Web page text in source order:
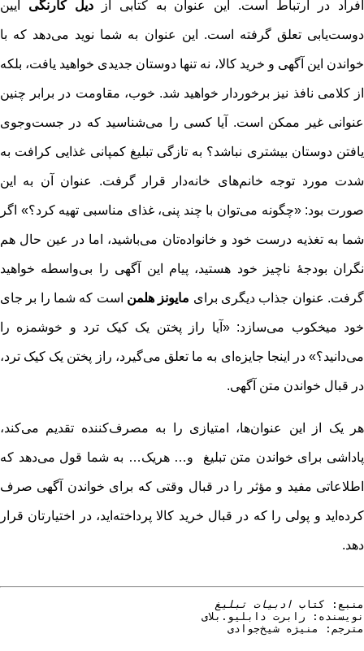
افراد در ارتباط است. این عنوان به کتابی ازدیل کارنگی آیین
دوست‌یابی تعلق گرفته است. این عنوان به شما نوید می‌دهد که با
خواندن این آگهی و خرید کالا، نه تنها دوستان جدیدی خواهید یافت، بلکه
از کلامی نافذ نیز برخوردار خواهید شد. خوب، مقاومت در برابر چنین
عنوانی غیر ممکن است. آیا کسی را می‌شناسید که در جست‌وجوی
یافتن دوستان بیشتری نباشد؟ به تازگی تبلیغ کمپانی غذایی کرافت به
شدت مورد توجه خانم‌های خانه‌دار قرار گرفت. عنوان آن به این
صورت بود: «چگونه می‌توان با چند پنی، غذای مناسبی تهیه کرد؟» اگر
شما به تغذیه درست خود و خانواده‌تان می‌باشید، اما در عین حال هم
نگران بودجۀ ناچیز خود هستید، پیام این آگهی را بی‌واسطه خواهید
گرفت. عنوان جذاب دیگری برای مایونز هلمن است که شما را بر جای
خود میخکوب می‌سازد: «آیا راز پختن یک کیک ترد و خوشمزه را
می‌دانید؟» در اینجا جایزه‌ای به ما تعلق می‌گیرد، راز پختن یک کیک ترد،
در قبال خواندن متن آگهی.
هر یک از این عنوان‌ها، امتیازی را به مصرف‌کننده تقدیم می‌کند،
پاداشی برای خواندن متن تبلیغ و… هریک… به شما قول می‌دهد که
اطلاعاتی مفید و مؤثر را در قبال وقتی که برای خواندن آگهی صرف
کرده‌اید و پولی را که در قبال خرید کالا پرداخته‌اید، در اختیارتان قرار
دهد.
منبع: کتاب ادبیات تبلیغ
مترجم: منیژه شیخ‌جوادی